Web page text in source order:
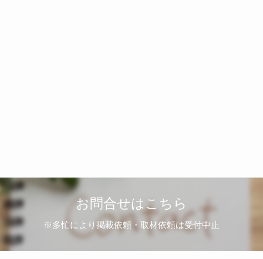
お問合せはこちら
※多忙により掲載依頼・取材依頼は受付中止